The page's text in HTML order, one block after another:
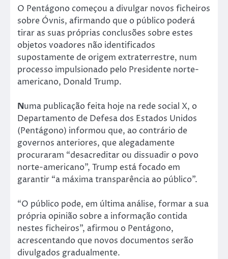
O Pentágono começou a divulgar novos ficheiros
sobre Óvnis, afirmando que o público poderá
tirar as suas próprias conclusões sobre estes
objetos voadores não identificados
supostamente de origem extraterrestre, num
processo impulsionado pelo Presidente norte-
americano, Donald Trump.
Numa publicação feita hoje na rede social X, o
Departamento de Defesa dos Estados Unidos
(Pentágono) informou que, ao contrário de
governos anteriores, que alegadamente
procuraram “desacreditar ou dissuadir o povo
norte-americano”, Trump está focado em
garantir “a máxima transparência ao público”.
“O público pode, em última análise, formar a sua
própria opinião sobre a informação contida
nestes ficheiros”, afirmou o Pentágono,
acrescentando que novos documentos serão
divulgados gradualmente.